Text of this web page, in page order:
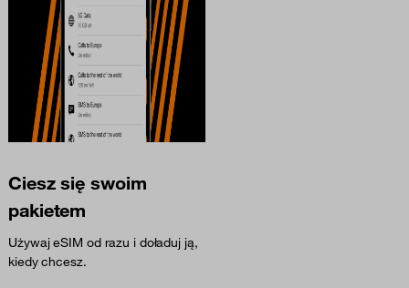
Ciesz się swoim
pakietem
Używaj eSIM od razu i doładuj ją,
kiedy chcesz.